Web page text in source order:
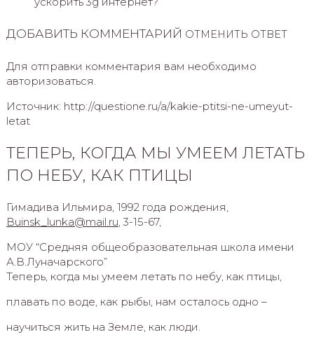
ДОБАВИТЬ КОММЕНТАРИЙ ОТМЕНИТЬ ОТВЕТ
Для отправки комментария вам необходимо
авторизоваться.
Источник: http://questione.ru/a/kakie-ptitsi-ne-umeyut-
letat
ТЕПЕРЬ, КОГДА МЫ УМЕЕМ ЛЕТАТЬ
ПО НЕБУ, КАК ПТИЦЫ
Гимадива Ильмира, 1992 года рождения,
Buinsk lunka@mail.ru, 3-15-67,
МОУ “Средняя общеобразовательная школа имени
А.В.Луначарского”
Теперь, когда мы умеем летать по небу, как птицы,
плавать по воде, как рыбы, нам осталось одно –
научиться жить на Земле, как люди.